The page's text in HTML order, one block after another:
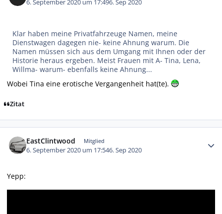
6. September 2020 um 17:496. Sep 2020
Klar haben meine Privatfahrzeuge Namen, meine
Dienstwagen dagegen nie- keine Ahnung warum. Die
Namen müssen sich aus dem Umgang mit Ihnen oder der
Historie heraus ergeben. Meist Frauen mit A- Tina, Lena,
Willma- warum- ebenfalls keine Ahnung...
Wobei Tina eine erotische Vergangenheit hat(te).
Zitat
EastClintwood Mitglied
6. September 2020 um 17:546. Sep 2020
Yepp: